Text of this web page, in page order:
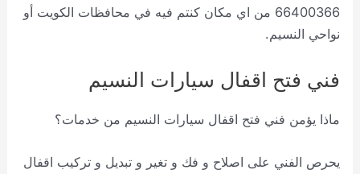
66400366 من اي مكان كنتم فيه في محافظات الكويت أو
نواحي النسيم.
فني فتح اقفال سيارات النسيم
ماذا يؤمن فني فتح اقفال سيارات النسيم من خدمات؟
يحرص الفني على اصلاح و فك و تغير و تبديل و تركيب اقفال